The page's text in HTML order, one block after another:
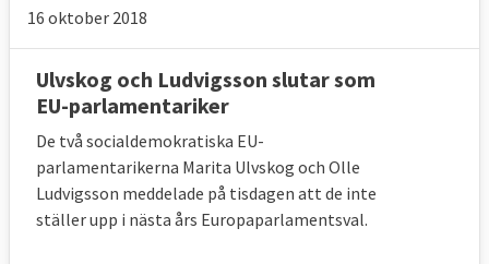
16 oktober 2018
Ulvskog och Ludvigsson slutar som
EU-parlamentariker
De två socialdemokratiska EU-
parlamentarikerna Marita Ulvskog och Olle
Ludvigsson meddelade på tisdagen att de inte
ställer upp i nästa års Europaparlamentsval.